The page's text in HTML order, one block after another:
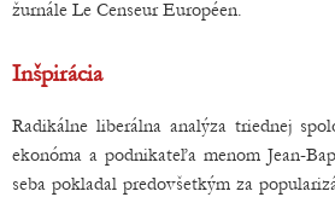
žurnále Le Censeur Européen.
Inšpirácia
Radikálne liberálna analýza triednej
ekonóma a podnikateľa menom Jean-
seba pokladal predovšetkým za